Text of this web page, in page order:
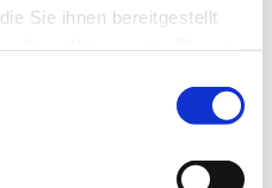
Sie ihnen bereitgestellt